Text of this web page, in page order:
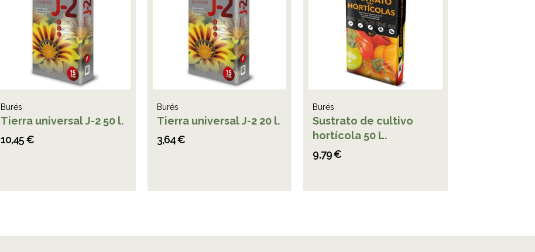
Burés
Tierra universal J-2 50 l.
10,45 €
Burés
Tierra universal J-2 20 l.
3,64 €
Burés
Sustrato de cultivo
hortícola 50 L.
9,79 €